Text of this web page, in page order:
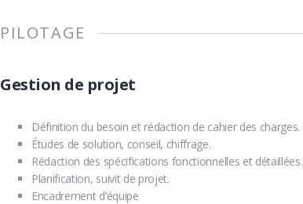
PILOTAGE
Gestion de projet
Définition du besoin et rédaction de cahier des charges.
Études de solution, conseil, chiffrage.
Rédaction des spécifications fonctionnelles et détaillées.
Planification, suivit de projet.
Encadrement d’équipe